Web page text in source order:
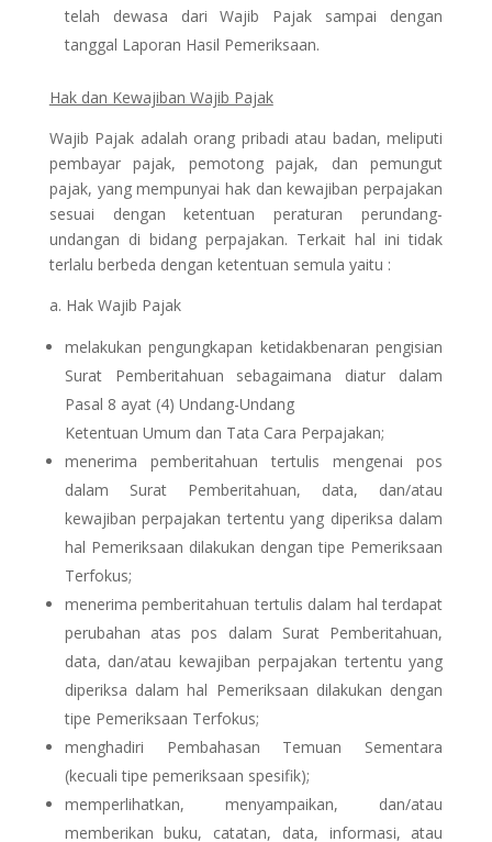
telah dewasa dari Wajib Pajak sampai dengan
tanggal Laporan Hasil Pemeriksaan.
Hak dan Kewajiban Wajib Pajak
Wajib Pajak adalah orang pribadi atau badan, meliputi
pembayar pajak, pemotong pajak, dan pemungut
pajak, yang mempunyai hak dan kewajiban perpajakan
sesuai dengan ketentuan peraturan perundang-
undangan di bidang perpajakan. Terkait hal ini tidak
terlalu berbeda dengan ketentuan semula yaitu :
a. Hak Wajib Pajak
melakukan pengungkapan ketidakbenaran pengisian
Surat Pemberitahuan sebagaimana diatur dalam
Pasal 8 ayat (4) Undang-Undang
Ketentuan Umum dan Tata Cara Perpajakan;
menerima pemberitahuan tertulis mengenai pos
dalam Surat Pemberitahuan, data, dan/atau
kewajiban perpajakan tertentu yang diperiksa dalam
hal Pemeriksaan dilakukan dengan tipe Pemeriksaan
Terfokus;
menerima pemberitahuan tertulis dalam hal terdapat
perubahan atas pos dalam Surat Pemberitahuan,
data, dan/atau kewajiban perpajakan tertentu yang
diperiksa dalam hal Pemeriksaan dilakukan dengan
tipe Pemeriksaan Terfokus;
menghadiri Pembahasan Temuan Sementara
(kecuali tipe pemeriksaan spesifik);
memperlihatkan, menyampaikan, dan/atau
memberikan buku, catatan, data, informasi, atau